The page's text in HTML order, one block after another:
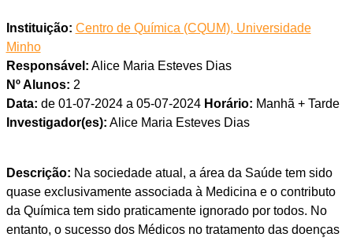
Instituição: Centro de Química (CQUM), Universidade
Minho
Responsável: Alice Maria Esteves Dias
Nº Alunos: 2
Data: de 01-07-2024 a 05-07-2024 Horário: Manhã + Tarde
Investigador(es): Alice Maria Esteves Dias
Descrição: Na sociedade atual, a área da Saúde tem sido
quase exclusivamente associada à Medicina e o contributo
da Química tem sido praticamente ignorado por todos. No
entanto, o sucesso dos Médicos no tratamento das doenças